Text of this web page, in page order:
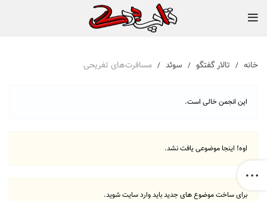
خانه تالار گفتگو سوئد مسافرت‌های تفریحی
این انجمن خالی است.
اوه! اینجا موضوعی یافت نشد.
برای ساخت موضوع های جدید باید وارد سایت شوید.